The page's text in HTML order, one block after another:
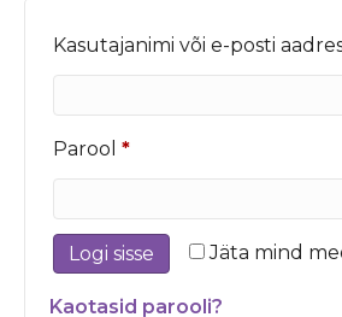
Kasutajanimi või e-posti
Parool *Nõutud
Jäta mind
Logi sisse
Kaotasid parooli?